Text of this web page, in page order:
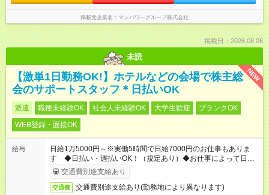
掲載元企業名 マンパワーグループ株式会社
掲載日：2026.08.06
未読
NEW
【激単1日勤務OK!】ホテルなどの会場で株主総
会のサポートスタッフ＊日払いOK
派遣 職種未経験OK 社会人未経験OK 大学生歓迎
ブランクOK
WEB登録・面接OK
給与
日給1万5000円～※実働5時間で日給7000円のお仕事もありま
す ◆日払い・週払いOK！（規定あり）◆お仕事によって日給も
異なります
交通費別途支給あり
交通費 交通費別途支給あり(勤務地により異なります)